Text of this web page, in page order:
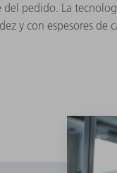
pedido. La
y con espesores de